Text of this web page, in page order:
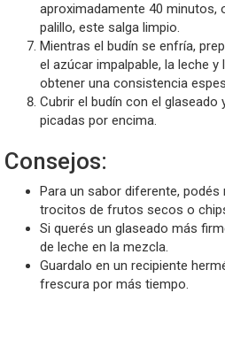
aproximadamente 40 minutos,
palillo, este salga limpio.
Mientras el budín se enfría,
el azúcar impalpable, la leche
obtener una consistencia
Cubrir el budín con el
picadas por encima.
Consejos:
Para un sabor diferente,
trocitos de frutos secos o
Si querés un glaseado más
de leche en la mezcla.
Guardalo en un recipiente
frescura por más tiempo.